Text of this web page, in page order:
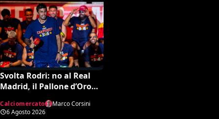
Svolta Rodri: no al Real
Madrid, il Pallone d’Oro
milioni
Calciomercato
Marco Corsini
6 Agosto 2026